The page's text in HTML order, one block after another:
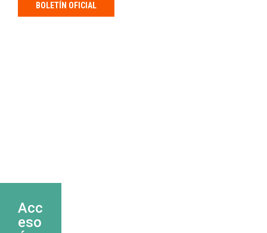
BOLETÍN OFICIAL
Acc
eso